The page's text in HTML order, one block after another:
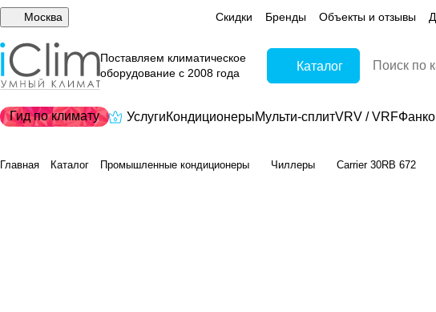
Москва Скидки Бренды Объекты и отзывы
Поставляем климатическое
оборудование с 2008 года
Каталог
Гид по климату УслугиКондиционерыМульти-сплитVRV / VRF
Главная Каталог Промышленные кондиционеры Чиллеры Carrier 30RB 672